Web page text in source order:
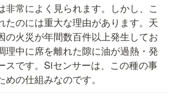
非常によく見られます。しかし、こ
たのには重大な理由があります。天
の火災が年間数百件以上発生してお
理中に席を離れた隙に油が過熱・発
スです。Siセンサーは、この種の事
の仕組みなのです。